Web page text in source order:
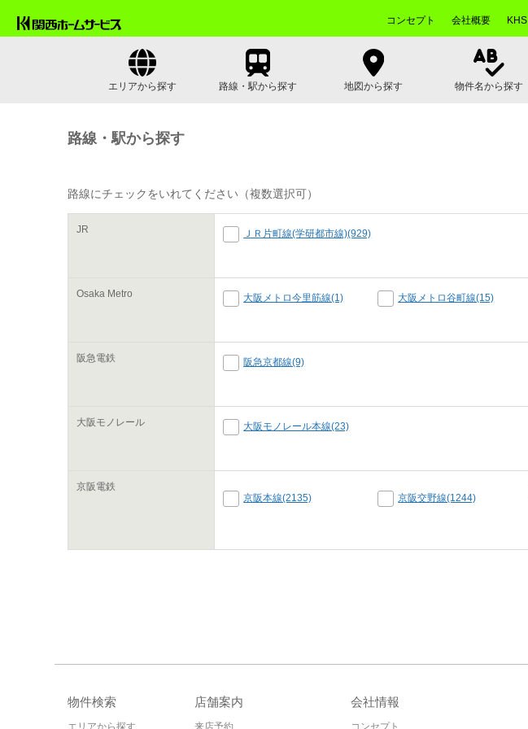
コンセプト 会社概要 KHS
エリアから探す 路線・駅から探す 地図から探す 物件名から探す
路線・駅から探す
路線にチェックをいれてください（複数選択可）
JR ＪＲ片町線(学研都市線)(929)
Osaka Metro 大阪メトロ今里筋線(1) 大阪メトロ谷町線(15)
阪急電鉄 阪急京都線(9)
大阪モノレール 大阪モノレール本線(23)
京阪電鉄
京阪本線(2135)
京阪交野線(1244)
物件検索
エリアから探す
店舗案内
来店予約
会社情報
コンセプト